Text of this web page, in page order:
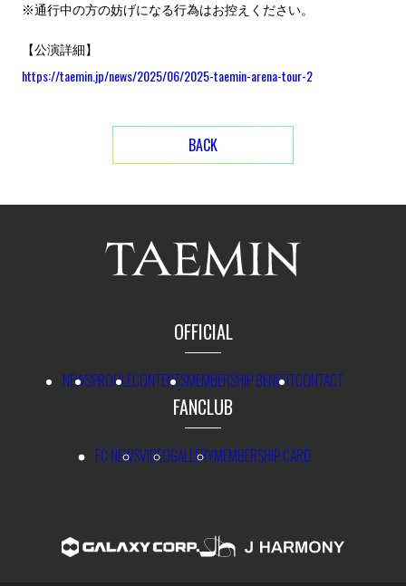
※通行中の方の妨げになる行為はお控えください。
【公演詳細】
https://taemin.jp/news/2025/06/2025-taemin-arena-tour-2
BACK
OFFICIAL
NEWSPROFILECONTENTSMEMBERSHIP BENEFITCONTACT
FANCLUB
FC NEWSVIDEOGALLERYMEMBERSHIP CARD